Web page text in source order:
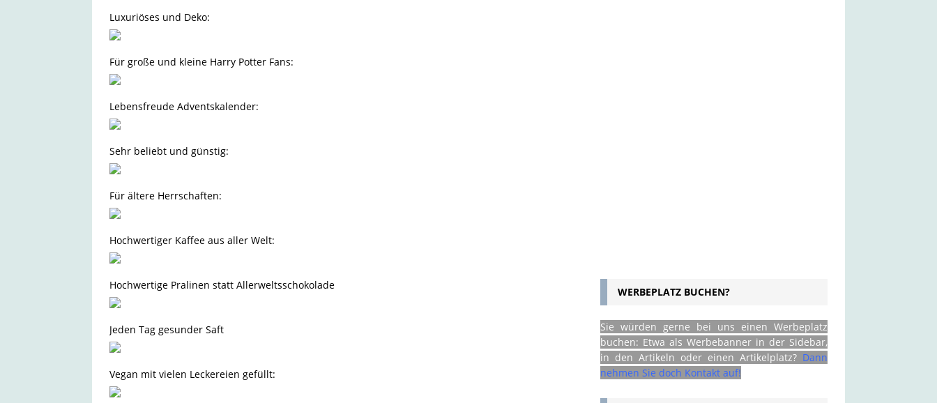
Luxuriöses und Deko:
Für große und kleine Harry Potter Fans:
Lebensfreude Adventskalender:
Sehr beliebt und günstig:
Für ältere Herrschaften:
Hochwertiger Kaffee aus aller Welt:
Hochwertige Pralinen statt Allerweltsschokolade
Jeden Tag gesunder Saft
Vegan mit vielen Leckereien gefüllt:
WERBEPLATZ BUCHEN?
Sie würden gerne bei uns einen Werbeplatz
buchen: Etwa als Werbebanner in der Sidebar,
in den Artikeln oder einen Artikelplatz? Dann
nehmen Sie doch Kontakt auf!